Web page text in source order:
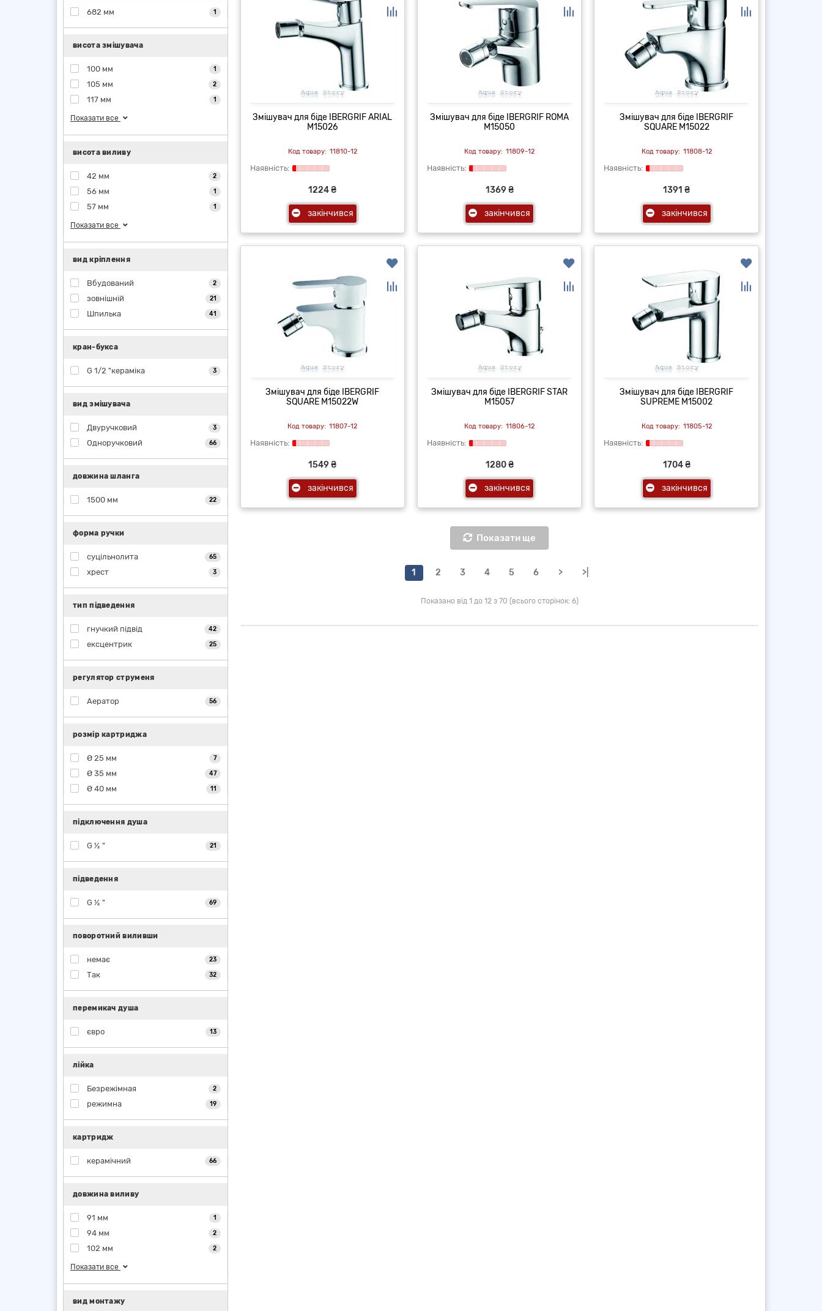
682 мм 1
висота змішувача
100 мм 1
105 мм 2
117 мм 1
Показати все
висота виливу
42 мм 2
56 мм 1
57 мм 1
Показати все
вид кріплення
Вбудований 2
зовнішній 21
Шпилька 41
кран-букса
G 1/2 "кераміка 3
вид змішувача
Двуручковий 3
Одноручковий 66
довжина шланга
1500 мм 22
форма ручки
суцільнолита 65
хрест 3
тип підведення
гнучкий підвід 42
ексцентрик 25
регулятор струменя
Аератор 56
розмір картриджа
Ø 25 мм 7
Ø 35 мм 47
Ø 40 мм 11
підключення душа
G ½ " 21
підведення
G ½ " 69
поворотний виливши
немає 23
Так 32
перемикач душа
євро 13
лійка
Безрежімная 2
режимна 19
картридж
керамічний 66
довжина виливу
91 мм 1
94 мм 2
102 мм 2
Показати все
вид монтажу
Змішувач для біде IBERGRIF ARIAL
M15026
11810-12
1224 ₴
закінчився
Змішувач для біде IBERGRIF ROMA
M15050
11809-12
1369 ₴
закінчився
Змішувач для біде IBERGRIF
SQUARE M15022
11808-12
1391 ₴
закінчився
Змішувач для біде IBERGRIF
SQUARE M15022W
11807-12
1549 ₴
закінчився
Змішувач для біде IBERGRIF STAR
M15057
11806-12
1280 ₴
закінчився
Змішувач для біде IBERGRIF
SUPREME M15002
11805-12
1704 ₴
закінчився
Показати ще
1 2 3 4 5 6 > >|
Показано від 1 до 12 з 70 (всього сторінок: 6)